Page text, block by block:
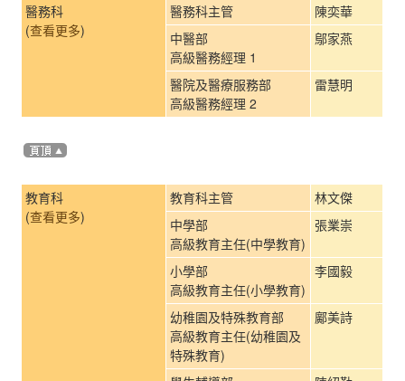
醫務科
(查看更多)
醫務科主管
陳奕華
中醫部
高級醫務經理 1
鄔家燕
醫院及醫療服務部
高級醫務經理 2
雷慧明
教育科
(查看更多)
教育科主管
林文傑
中學部
高級教育主任(中學教育)
張業崇
小學部
高級教育主任(小學教育)
李國毅
幼稚園及特殊教育部
高級教育主任(幼稚園及
特殊教育)
鄺美詩